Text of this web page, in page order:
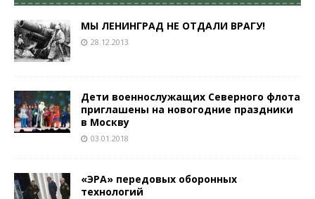
МЫ ЛЕНИНГРАД НЕ ОТДАЛИ ВРАГУ!
28.12.2013
Дети военнослужащих Северного флота
приглашены на новогодние праздники
в Москву
03.01.2018
«ЭРА» передовых оборонных
технологий